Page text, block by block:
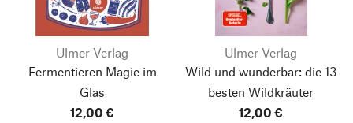
Ulmer Verlag
Fermentieren Magie im
Glas
12,00 €
Ulmer Verlag
Wild und wunderbar: die 13
besten Wildkräuter
12,00 €